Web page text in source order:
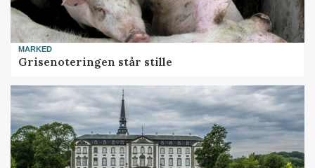
MARKED
Grisenoteringen står stille